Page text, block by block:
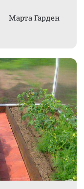
Марта Гарден